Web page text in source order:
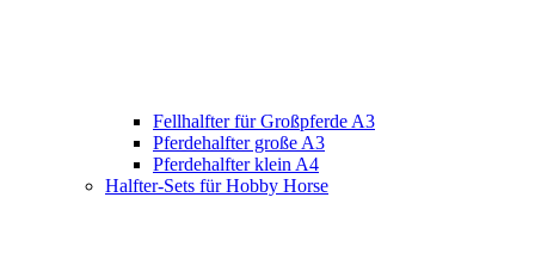
Fellhalfter für Großpferde A3
Pferdehalfter große A3
Pferdehalfter klein A4
Halfter-Sets für Hobby Horse